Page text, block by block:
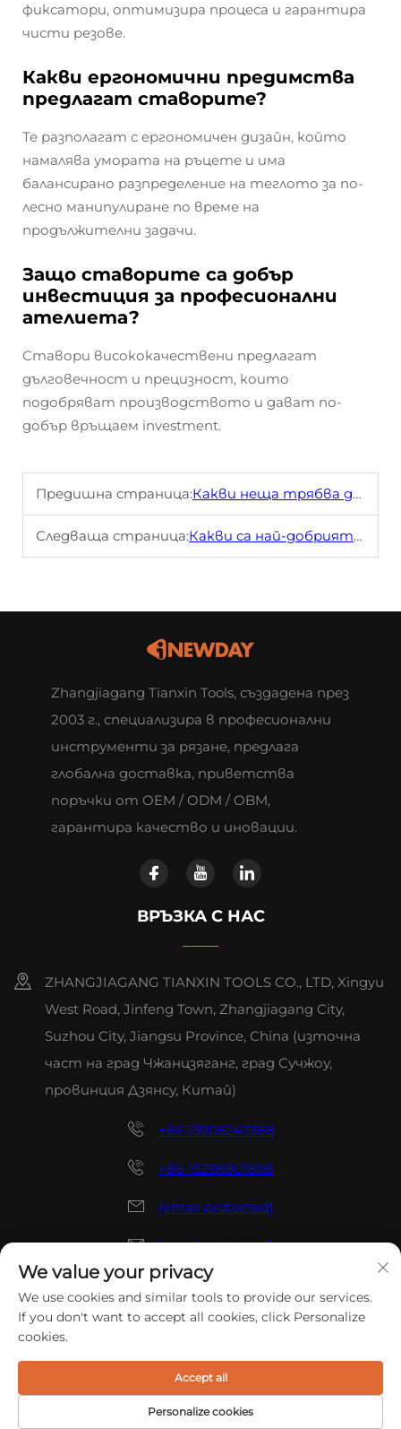
фиксатори, оптимизира процеса и гарантира
чисти резове.
Какви ергономични предимства
предлагат ставорите?
Те разполагат с ергономичен дизайн, който
намалява умората на ръцете и има
балансирано разпределение на теглото за по-
лесно манипулиране по време на
продължителни задачи.
Защо ставорите са добър
инвестиция за професионални
ателиета?
Ставори висококачествени предлагат
дълговечност и прецизност, които
подобряват производството и дават по-
добър връщаем investment.
Предишна страница:Какви неща трябва да вземете под внимание, когато купувате карпентерски щипци?
Следваща страница:Какви са най-добрият използвания на карпентерски щипци на строителната площадка?
Zhangjiagang Tianxin Tools, създадена през
2003 г., специализира в професионални
инструменти за рязане, предлага
глобална доставка, приветства
поръчки от OEM / ODM / OBM,
гарантира качество и иновации.
ВРЪЗКА С НАС
ZHANGJIAGANG TIANXIN TOOLS CO., LTD, Xingyu
West Road, Jinfeng Town, Zhangjiagang City,
Suzhou City, Jiangsu Province, China (източна
част на град Чжанцзяганг, град Сучжоу,
провинция Дзянсу, Китай)
+86-13906247388
+86-15298801898
[email protected]
[email protected]
Copyright © 2025 China ZHANGJIAGANG TIANXIN TOOLS
CO., LTD. Всички права запазени. Политика за
поверителност
We value your privacy
We use cookies and similar tools to provide our services.
If you don't want to accept all cookies, click Personalize
cookies.
Personalize cookies
Accept all